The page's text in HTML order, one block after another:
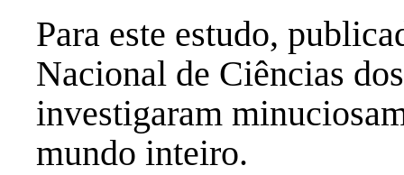
Para este estudo,
Nacional de Ciências
investigaram
mundo inteiro.